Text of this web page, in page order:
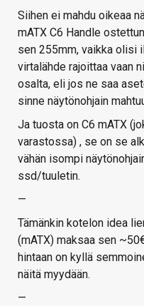
Siihen ei mahdu oikeaa
mATX C6 Handle
sen 255mm, vaikka olisi
virtalähde rajoittaa vaan
osalta, eli jos ne saa
sinne näytönohjain
Ja tuosta on C6 mATX
varastossa) , se on se
vähän isompi
ssd/tuuletin.
—
Tämänkin kotelon idea
(mATX) maksaa sen
hintaan on kyllä
näitä myydään.
—